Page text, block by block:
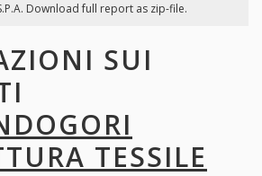
S.P.A. Download full report as zip-file.
SUI
TESSILE